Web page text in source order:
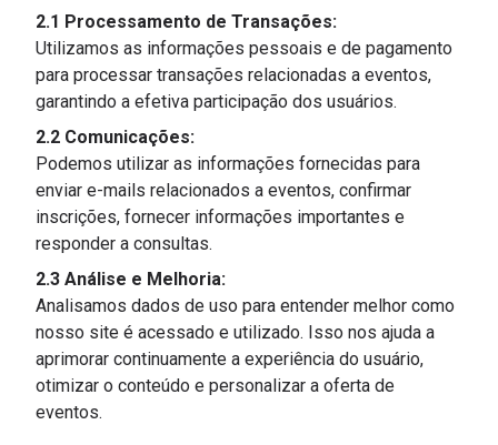
2.1 Processamento de Transações:
Utilizamos as informações pessoais e de pagamento
para processar transações relacionadas a eventos,
garantindo a efetiva participação dos usuários.
2.2 Comunicações:
Podemos utilizar as informações fornecidas para
enviar e-mails relacionados a eventos, confirmar
inscrições, fornecer informações importantes e
responder a consultas.
2.3 Análise e Melhoria:
Analisamos dados de uso para entender melhor como
nosso site é acessado e utilizado. Isso nos ajuda a
aprimorar continuamente a experiência do usuário,
otimizar o conteúdo e personalizar a oferta de
eventos.